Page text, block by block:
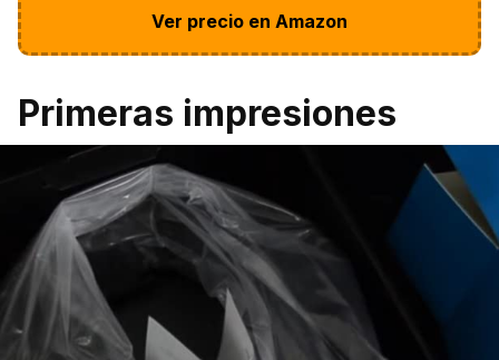
Ver precio en Amazon
Primeras impresiones